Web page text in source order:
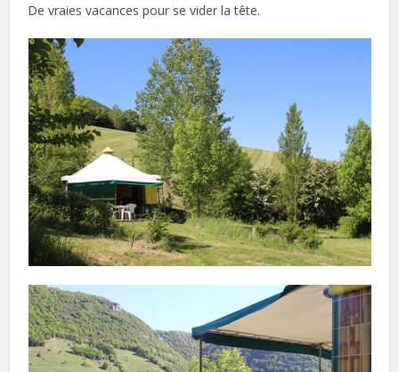
De vraies vacances pour se vider la tête.